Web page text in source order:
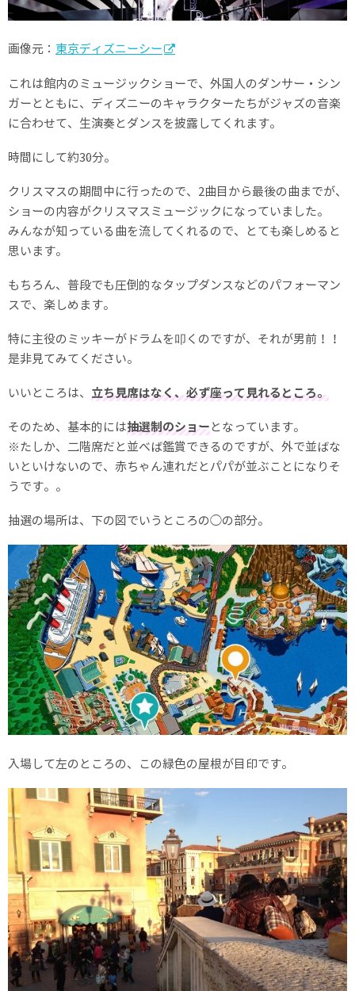
画像元： 東京ディズニーシー
これは館内のミュージックショーで、外国人のダンサー・シン
ガーとともに、ディズニーのキャラクターたちがジャズの音楽
に合わせて、生演奏とダンスを披露してくれます。
時間にして約30分。
クリスマスの期間中に行ったので、2曲目から最後の曲までが、
ショーの内容がクリスマスミュージックになっていました。
みんなが知っている曲を流してくれるので、とても楽しめると
思います。
もちろん、普段でも圧倒的なタップダンスなどのパフォーマン
スで、楽しめます。
特に主役のミッキーがドラムを叩くのですが、それが男前！！
是非見てみてください。
いいところは、 立ち見席はなく、必ず座って見れるところ。
そのため、基本的には抽選制のショーとなっています。
※たしか、二階席だと並べば鑑賞できるのですが、外で並ばな
いといけないので、赤ちゃん連れだとパパが並ぶことになりそ
うです。。
抽選の場所は、下の図でいうところの◯の部分。
入場して左のところの、この緑色の屋根が目印です。